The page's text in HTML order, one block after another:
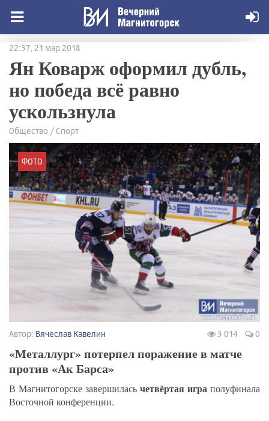
22:37, 21 мар 2018
Ян Коварж оформил дубль,
но победа всё равно
ускользнула
Общество / Спорт
ФОТО
Автор: Вячеслав Кавелин 3 014 0
«Металлург» потерпел поражение в матче
против «Ак Барса»
В Магнитогорске завершилась четвёртая игра полуфинала
Восточной конференции.